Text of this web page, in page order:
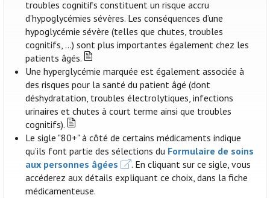
troubles cognitifs constituent un risque accru
d’hypoglycémies sévères. Les conséquences d’une
hypoglycémie sévère (telles que chutes, troubles
cognitifs, …) sont plus importantes également chez les
patients âgés.
Une hyperglycémie marquée est également associée à
des risques pour la santé du patient âgé (dont
déshydratation, troubles électrolytiques, infections
urinaires et chutes à court terme ainsi que troubles
cognitifs).
Le sigle "80+" à côté de certains médicaments indique
qu’ils font partie des sélections du Formulaire de soins
aux personnes âgées
. En cliquant sur ce sigle, vous
accéderez aux détails expliquant ce choix, dans la fiche
médicamenteuse.